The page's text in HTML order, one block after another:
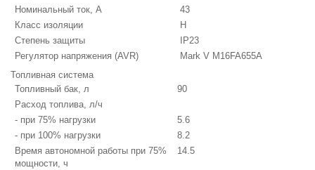
Номинальный ток, А
43
Класс изоляции
H
Степень защиты
IP23
Регулятор напряжения (AVR)
Mark V M16FA655A
Топливная система
Топливный бак, л
90
Расход топлива, л/ч
- при 75% нагрузки
5.6
- при 100% нагрузки
8.2
Время автономной работы при 75%
мощности, ч
14.5